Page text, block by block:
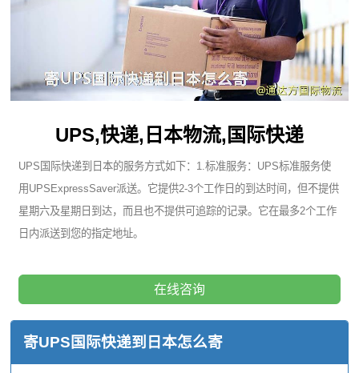
UPS,快递,日本物流,国际快递
UPS国际快递到日本的服务方式如下：1.标准服务：UPS标准服务使
用UPSExpressSaver派送。它提供2-3个工作日的到达时间，但不提供
星期六及星期日到达，而且也不提供可追踪的记录。它在最多2个工作
日内派送到您的指定地址。
在线咨询
寄UPS国际快递到日本怎么寄